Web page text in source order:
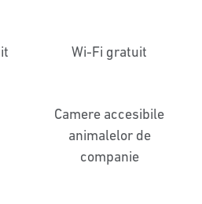
Wi-Fi gratuit
Camere accesibile
animalelor de
companie